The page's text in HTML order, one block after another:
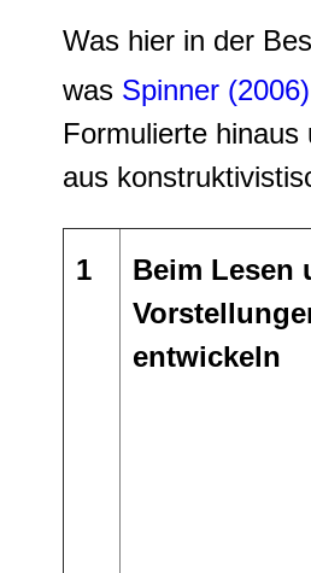
Was hier in der
was Spinner (2006)
Formulierte
aus
1
Beim Lesen
entwickeln